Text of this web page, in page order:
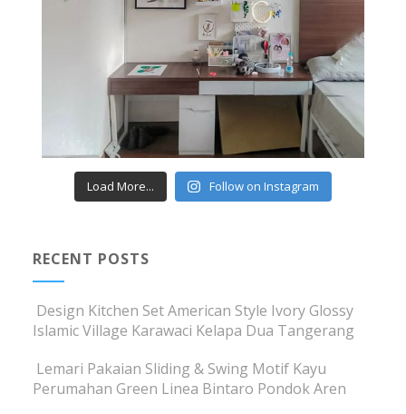
Load More... Follow on Instagram
RECENT POSTS
Design Kitchen Set American Style Ivory Glossy
Islamic Village Karawaci Kelapa Dua Tangerang
Lemari Pakaian Sliding & Swing Motif Kayu
Perumahan Green Linea Bintaro Pondok Aren